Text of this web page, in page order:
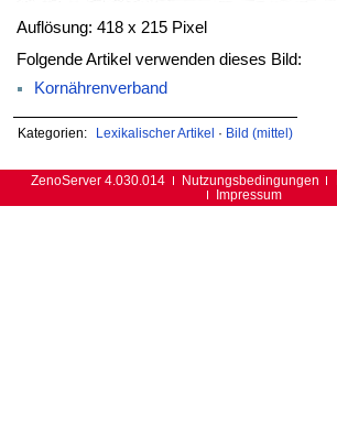
Auflösung: 418 x 215 Pixel
Folgende Artikel verwenden dieses Bild:
Kornährenverband
Kategorien: Lexikalischer Artikel · Bild (mittel)
ZenoServer 4.030.014 Nutzungsbedingungen
Impressum